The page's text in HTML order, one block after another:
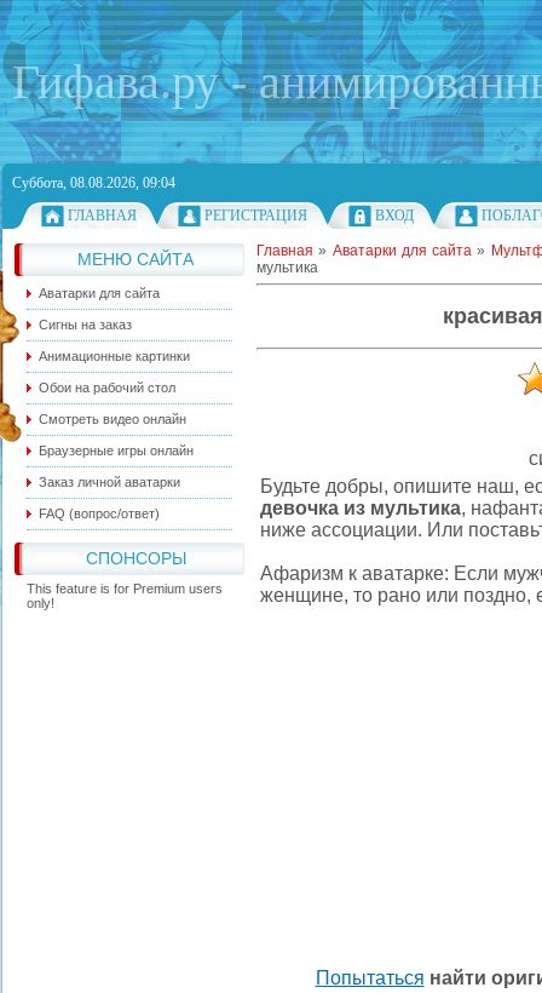
Гифава.ру -
Суббота, 08.08.2026, 09:04
ГЛАВНАЯ
РЕГИСТРАЦИЯ ВХОД
МЕНЮ САЙТА
Аватарки для сайта
Сигны на заказ
Анимационные картинки
Обои на рабочий стол
Смотреть видео онлайн
Браузерные игры онлайн
Заказ личной аватарки
FAQ (вопрос/ответ)
СПОНСОРЫ
This feature is for Premium users
only!
Главная » Аватарки для сайта »
мультика
Будьте добры, опишите наш,
девочка из мультика,
ниже ассоциации. Или
Афаризм к аватарке: Если
женщине, то рано или поздно,
Попытаться найти